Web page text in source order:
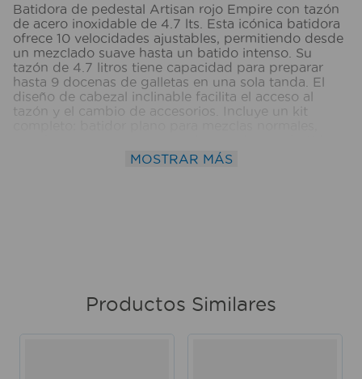
Batidora de pedestal Artisan rojo Empire con tazón
de acero inoxidable de 4.7 lts. Esta icónica batidora
ofrece 10 velocidades ajustables, permitiendo desde
un mezclado suave hasta un batido intenso. Su
tazón de 4.7 litros tiene capacidad para preparar
hasta 9 docenas de galletas en una sola tanda. El
diseño de cabezal inclinable facilita el acceso al
tazón y el cambio de accesorios. Incluye un kit
de 6 alambres para incorporar aire y un protector de
vertido para evitar salpicaduras. Su centro de
MOSTRAR MÁS
Productos Similares